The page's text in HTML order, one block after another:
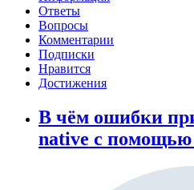
Ответы
Вопросы
Комментарии
Подписки
Нравится
Достижения
В чём ошибки
native с помощью